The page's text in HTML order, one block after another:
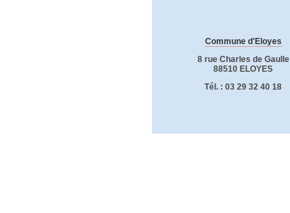
Commune d'Eloyes
8 rue Charles de Gaulle
88510 ELOYES
Tél. : 03 29 32 40 18